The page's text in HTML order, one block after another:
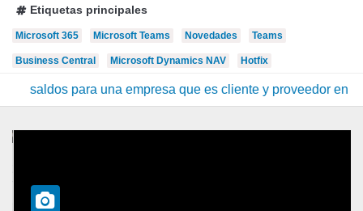
Etiquetas principales
Microsoft 365 Microsoft Teams Novedades Teams
Business Central Microsoft Dynamics NAV Hotfix
una empresa que es cliente y proveedor en Dynamics